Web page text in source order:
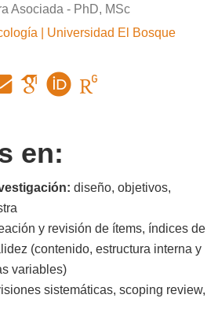
Asociada - PhD, MSc
| Universidad El Bosque
en:
diseño, objetivos,
y revisión de ítems, índices de
(contenido, estructura interna y
variables)
sistemáticas, scoping review,